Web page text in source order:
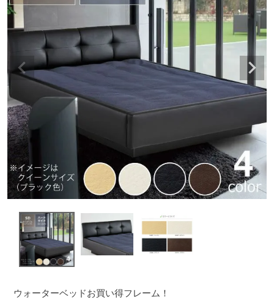
ウォーターベッドお買い得フレーム！